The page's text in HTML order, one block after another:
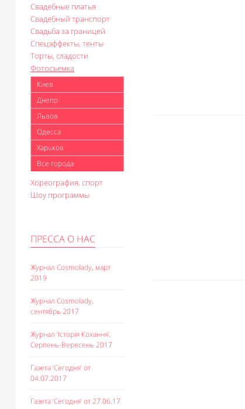
Свадебные платья
Свадебный транспорт
Свадьба за границей
Спецэффекты, тенты
Торты, сладости
Фотосъемка
Киев
Днепр
Львов
Одесса
Харьков
Все города
Хореография, спорт
Шоу программы
ПРЕССА О НАС
Журнал Cosmolady, март
2019
Журнал Cosmolady,
сентябрь 2017
Журнал ‘Історія Кохання’,
Серпень-Вересень 2017
Газета ‘Сегодня’ от
04.07.2017
Газета ‘Сегодня’ от 27.06.17